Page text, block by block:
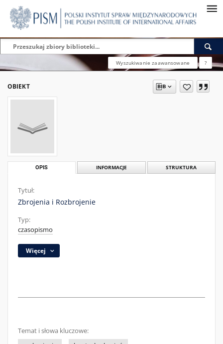
Wyszukiwanie zaawansowane ?
OBIEKT
OPIS INFORMACJE STRUKTURA
Tytuł:
Zbrojenia i Rozbrojenie
Typ:
czasopismo
Więcej
Temat i słowa kluczowe: